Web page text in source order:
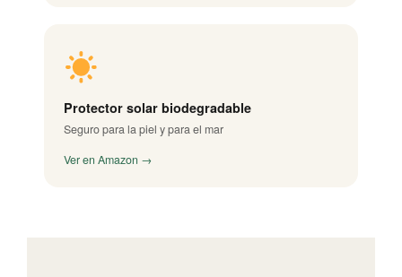
Protector solar biodegradable
Seguro para la piel y para el mar
Ver en Amazon →